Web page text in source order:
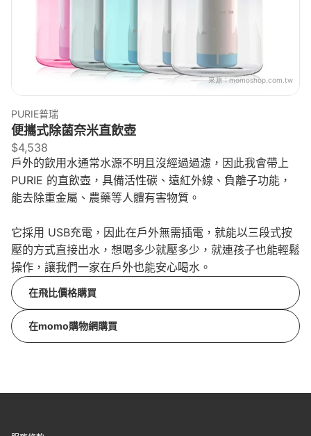
來源：momoshop.com.tw
PURIE普瑞
便攜式除菌奈米直飲壺
$4,538
戶外的飲用水通常水源不明且沒經過過濾，因此我會帶上
PURIE 的直飲壺，具備活性碳、遠紅外線、負離子功能，
能去除重金屬、農藥等人體有害物質。
它採用 USB充電，因此在戶外無需插電，就能以三段式按
壓的方式直接出水，想喝多少就壓多少，就連孩子也能輕鬆
操作，讓我們一家在戶外也能安心喝水。
在飛比價格購買
在momo購物網購買